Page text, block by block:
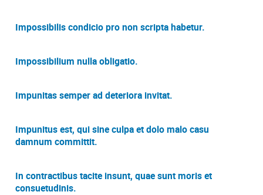
Impossibilis condicio pro non scripta habetur.
Impossibilium nulla obligatio.
Impunitas semper ad deteriora invitat.
Impunitus est, qui sine culpa et dolo malo casu
damnum committit.
In contractibus tacite insunt, quae sunt moris et
consuetudinis.